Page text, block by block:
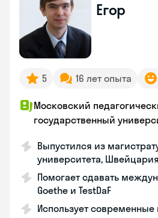
Егор
5 16 лет опыта
Московский
государственный
Выпустился из
университета, Швейцария
Помогает сдавать
Goethe и TestDaF
Использует